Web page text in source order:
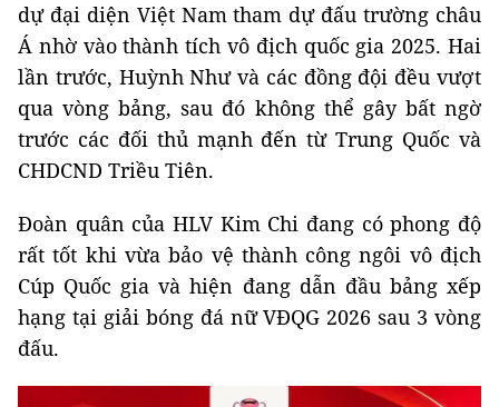
dự đại diện Việt Nam tham dự đấu trường châu
Á nhờ vào thành tích vô địch quốc gia 2025. Hai
lần trước, Huỳnh Như và các đồng đội đều vượt
qua vòng bảng, sau đó không thể gây bất ngờ
trước các đối thủ mạnh đến từ Trung Quốc và
CHDCND Triều Tiên.
Đoàn quân của HLV Kim Chi đang có phong độ
rất tốt khi vừa bảo vệ thành công ngôi vô địch
Cúp Quốc gia và hiện đang dẫn đầu bảng xếp
hạng tại giải bóng đá nữ VĐQG 2026 sau 3 vòng
đấu.